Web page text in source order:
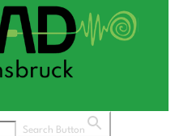
Search Button